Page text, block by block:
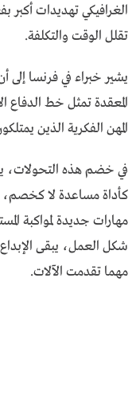
الغرافيكي تهديدات أكبر
تقلل الوقت والتكلفة.
يشير خبراء في فرنسا إلى
المعقدة تمثل خط الدفاع
المهن الفكرية الذين
في خضم هذه التحولات،
كأداة مساعدة لا كخصم،
مهارات جديدة لمواكبة
شكل العمل، يبقى
مهما تقدمت الآلات.